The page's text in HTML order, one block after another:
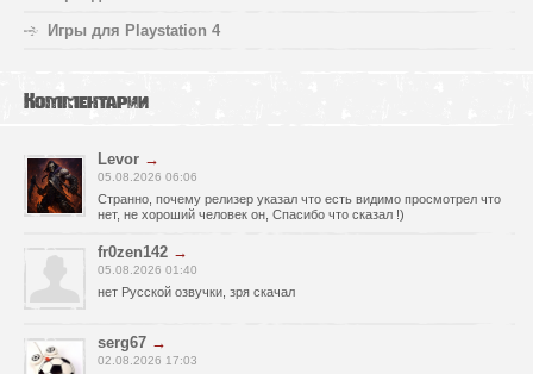
Игры для Playstation 4
Комментарии
Levor →
05.08.2026 06:06
Странно, почему релизер указал что есть видимо просмотрел что
нет, не хороший человек он, Спасибо что сказал !)
fr0zen142 →
05.08.2026 01:40
нет Русской озвучки, зря скачал
serg67 →
02.08.2026 17:03